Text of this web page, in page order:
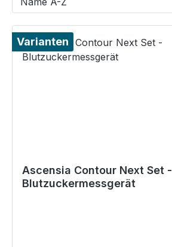
Varianten
Ascensia Contour Next Set -
Blutzuckermessgerät